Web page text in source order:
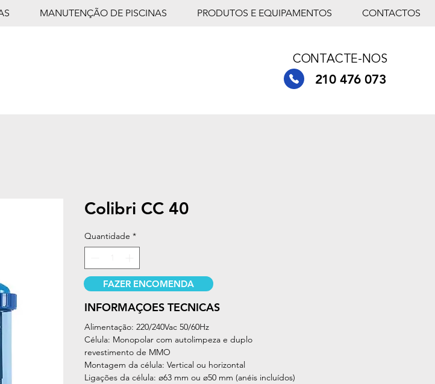
MANUTENÇÃO DE PISCINAS PRODUTOS E EQUIPAMENTOS CONTACTOS
CONTACTE-NOS
210 476 073
Colibri CC 40
Quantidade *
INFORMAÇÕES TÉCNICAS
Alimentação: 220/240Vac 50/60Hz
Célula: Monopolar com autolimpeza e duplo
revestimento de MMO
Montagem da célula: Vertical ou horizontal
Ligações da célula: ø63 mm ou ø50 mm (anéis incluídos)
FAZER ENCOMENDA